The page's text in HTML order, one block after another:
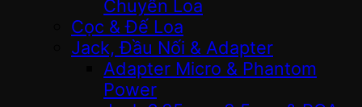
Chuyển Loa
Cọc & Đế Loa
Jack, Đầu Nối & Adapter
Adapter Micro & Phantom
Power